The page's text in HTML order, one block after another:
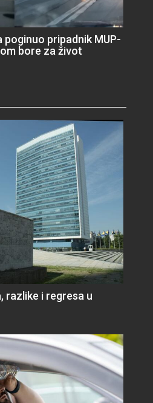
poginuo pripadnik MUP-
bore za život
razlike i regresa u